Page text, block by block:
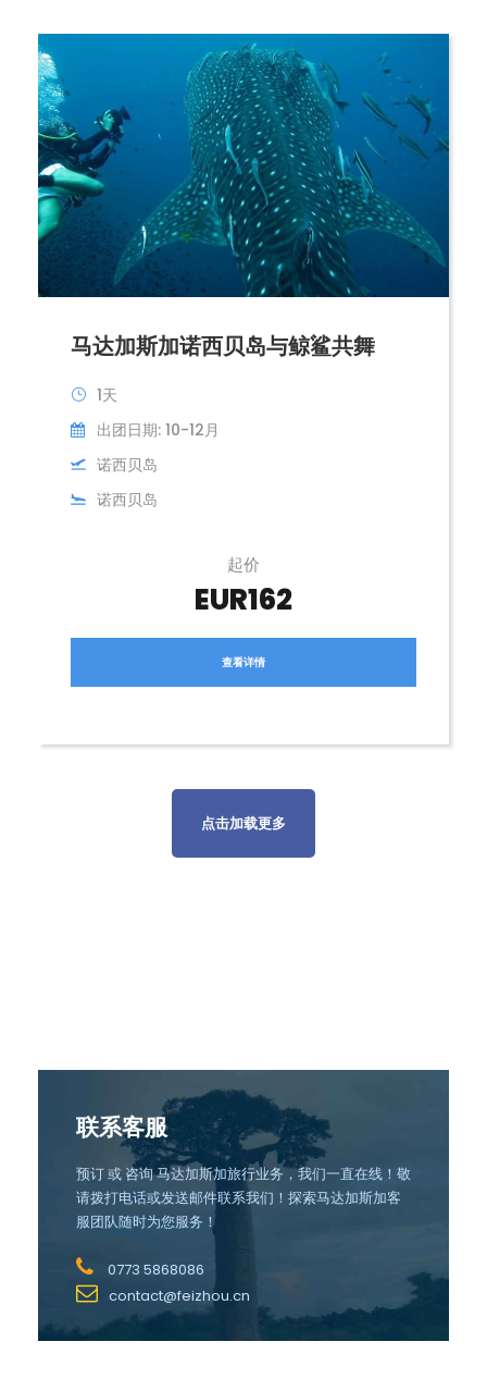
马达加斯加诺西贝岛与鲸鲨共舞
1天
出团日期: 10-12月
诺西贝岛
诺西贝岛
起价
EUR162
查看详情
点击加载更多
联系客服
预订 或 咨询 马达加斯加旅行业务，我们一直在线！敬
请拨打电话或发送邮件联系我们！探索马达加斯加客
服团队随时为您服务！
0773 5868086
contact@feizhou.cn